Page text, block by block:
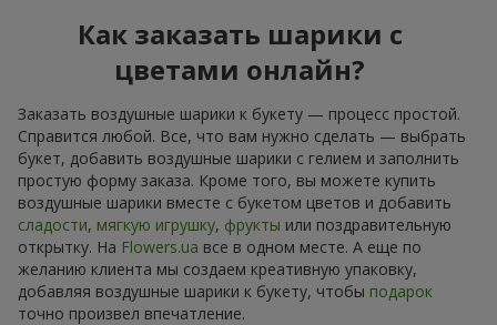
Как заказать шарики с
цветами онлайн?
Заказать воздушные шарики к букету — процесс простой.
Справится любой. Все, что вам нужно сделать — выбрать
букет, добавить воздушные шарики с гелием и заполнить
простую форму заказа. Кроме того, вы можете купить
воздушные шарики вместе с букетом цветов и добавить
сладости, мягкую игрушку, фрукты или поздравительную
открытку. На Flowers.ua все в одном месте. А еще по
желанию клиента мы создаем креативную упаковку,
добавляя воздушные шарики к букету, чтобы подарок
точно произвел впечатление.